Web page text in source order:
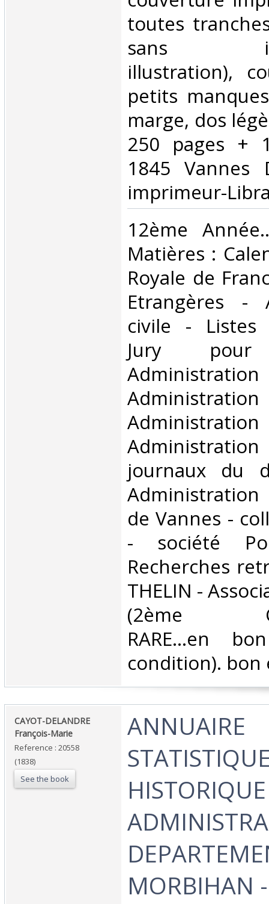
toutes
sans
illustration),
petits
marge, dos
250 pages +
1845 Vannes
imprimeur-
‎12ème
Matières :
Royale de
Etrangères -
civile - Listes
Jury
journaux du
de Vannes -
- société
Recherches
THELIN -
(2ème
RARE...en
condition). bon
‎CAYOT-DELANDRE
François-Marie ‎
Reference : 20558
(1838)
See the book
‎ANNUAIRE
MORBIHAN